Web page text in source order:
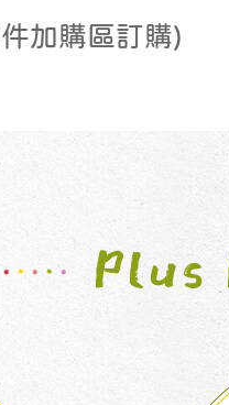
加購區訂購)
Plus